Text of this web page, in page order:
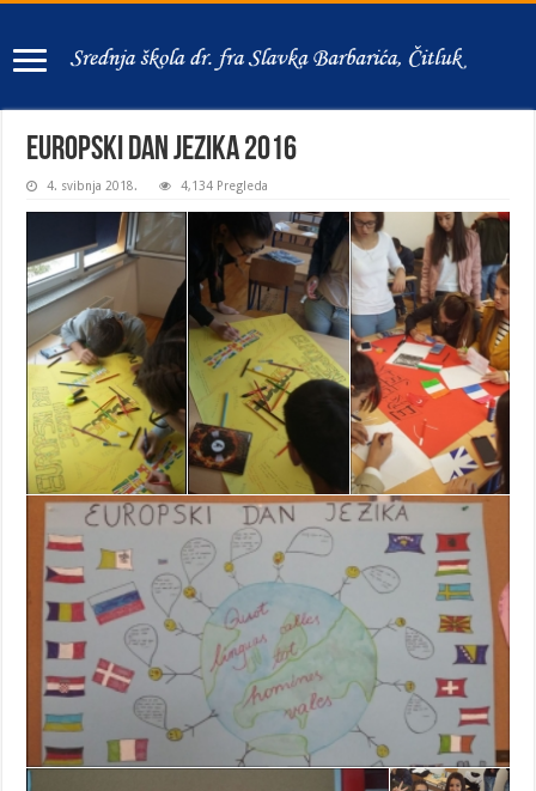
Europski dan jezika 2016
4. svibnja 2018. 4,134 Pregleda